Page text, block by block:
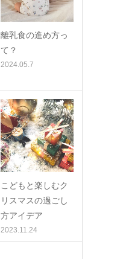
離乳食の進め方っ
て？
2024.05.7
こどもと楽しむク
リスマスの過ごし
方アイデア
2023.11.24